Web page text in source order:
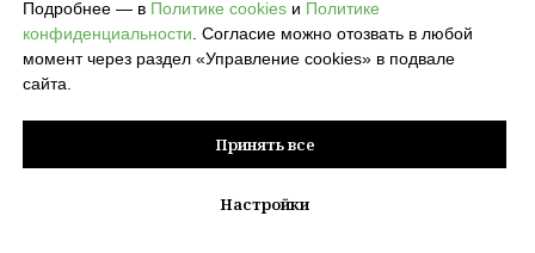
Подробнее — в Политике cookies и Политике
конфиденциальности. Согласие можно отозвать в любой
момент через раздел «Управление cookies» в подвале
сайта.
Принять все
Настройки